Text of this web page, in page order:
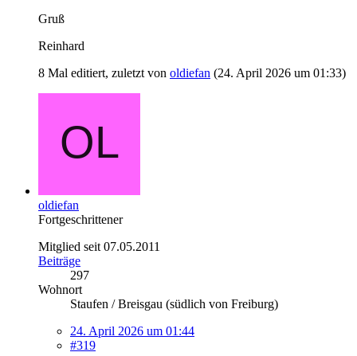
Gruß
Reinhard
8 Mal editiert, zuletzt von oldiefan (24. April 2026 um 01:33)
oldiefan
Fortgeschrittener
Mitglied seit 07.05.2011
Beiträge
297
Wohnort
Staufen / Breisgau (südlich von Freiburg)
24. April 2026 um 01:44
#319